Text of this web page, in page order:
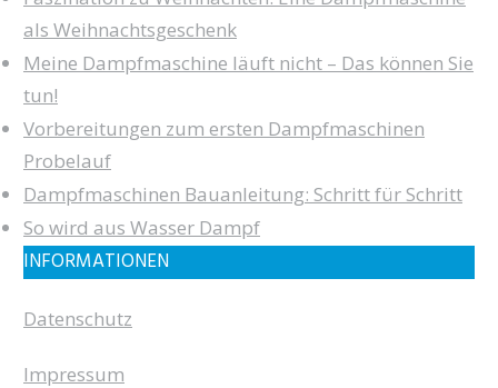
als Weihnachtsgeschenk
Meine Dampfmaschine läuft nicht – Das können Sie
tun!
Vorbereitungen zum ersten Dampfmaschinen
Probelauf
Dampfmaschinen Bauanleitung: Schritt für Schritt
So wird aus Wasser Dampf
INFORMATIONEN
Datenschutz
Impressum